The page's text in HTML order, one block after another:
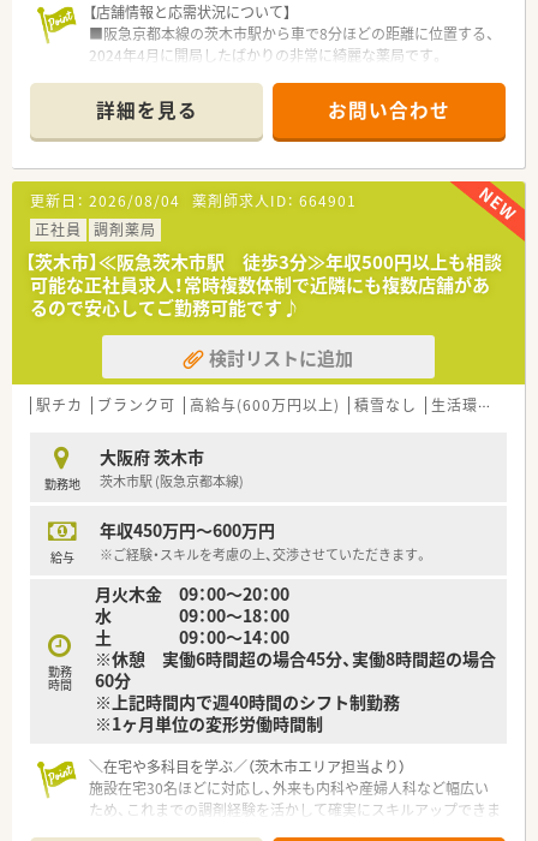
【店舗情報と応需状況について】
■阪急京都本線の茨木市駅から車で8分ほどの距離に位置する、
2024年4月に開局したばかりの非常に綺麗な薬局です。
おり、1日の対応枚数は平均5枚程度と落ち着いています。
■薬剤師1名と事務スタッフ1名の少人数体制で運営しており、
ご自身のペースでゆとりを持って業務に取り組めます。
【募集背景と求める人物像について】
■既存スタッフの欠員に伴う募集であり、新しい店舗の運営を一
緒に盛り上げていただける意欲的な方を求めています。
■地域の方々に寄り添い、おもてなしの心を持って丁寧な患者様
対応ができる、コミュニケーション能力を重視しています。
■年齢は54歳までの方を対象としており、未経験の方やブラン
クがある方でも積極的に学ぶ姿勢があれば歓迎いたします。
【法人特徴について】
■2021年に三社が経営統合して誕生し、全国に200店舗近くの
調剤薬局を展開する、医薬品卸業界トップクラスのグループ企業
■「笑顔のそばに。もっとずっと。」をテーマに、調剤薬局の運営
だけでなく介護や健康食品事業など幅広く展開しています。
■従業員の声に耳を傾け、有給休暇を1時間単位で取得できるよ
【求人情報について】
りと考慮した上で、年収400万円から580万円で決定いたしま
す。
■年に1回の昇給制度と、夏・冬の年2回の賞与支給が設けられて
おり、日々の頑張りがしっかりと収入に還元される給与体系で
す。
■薬剤師手当6万円に加えて、選択した勤務コースや配属店舗に
応じた各種手当が加算されるため、安定した収入が見込めます。
詳細を見る お問い合わせ
更新日： 2026/08/04 薬剤師求人ID： 664901
正社員
調剤薬局
【茨木市】≪阪急茨木市駅 徒歩3分≫年収500円以上も相談
可能な正社員求人！常時複数体制で近隣にも複数店舗があ
るので安心してご勤務可能です♪
検討リストに追加
駅チカ ブランク可 高給与(600万円以上) 積雪なし 生活環境充実
勤務地
大阪府 茨木市
茨木市駅 (阪急京都本線)
給与
年収450万円～600万円
※ご経験・スキルを考慮の上、交渉させていただきます。
勤務
時間
月火木金 09：00～20：00
水 09：00～18：00
土 09：00～14：00
※休憩 実働6時間超の場合45分、実働8時間超の場合
60分
※上記時間内で週40時間のシフト制勤務
※1ヶ月単位の変形労働時間制
＼在宅や多科目を学ぶ／（茨木市エリア担当より）
施設在宅30名ほどに対応し、外来も内科や産婦人科など幅広い
ため、これまでの調剤経験を活かして確実にスキルアップできま